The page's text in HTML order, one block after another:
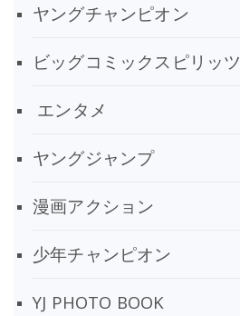
ヤングチャンピオン
ビッグコミックスピリッツ
エンタメ
ヤングジャンプ
漫画アクション
少年チャンピオン
YJ PHOTO BOOK